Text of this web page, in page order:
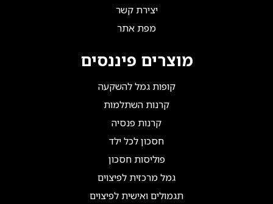
יצירת קשר
מפת אתר
מוצרים פיננסים
קופות גמל להשקעה
קרנות השתלמות
קרנות פנסיה
חסכון לכל ילד
פוליסות חסכון
גמל מרכזית לפיצוים
תגמולים ואישית לפיצוים